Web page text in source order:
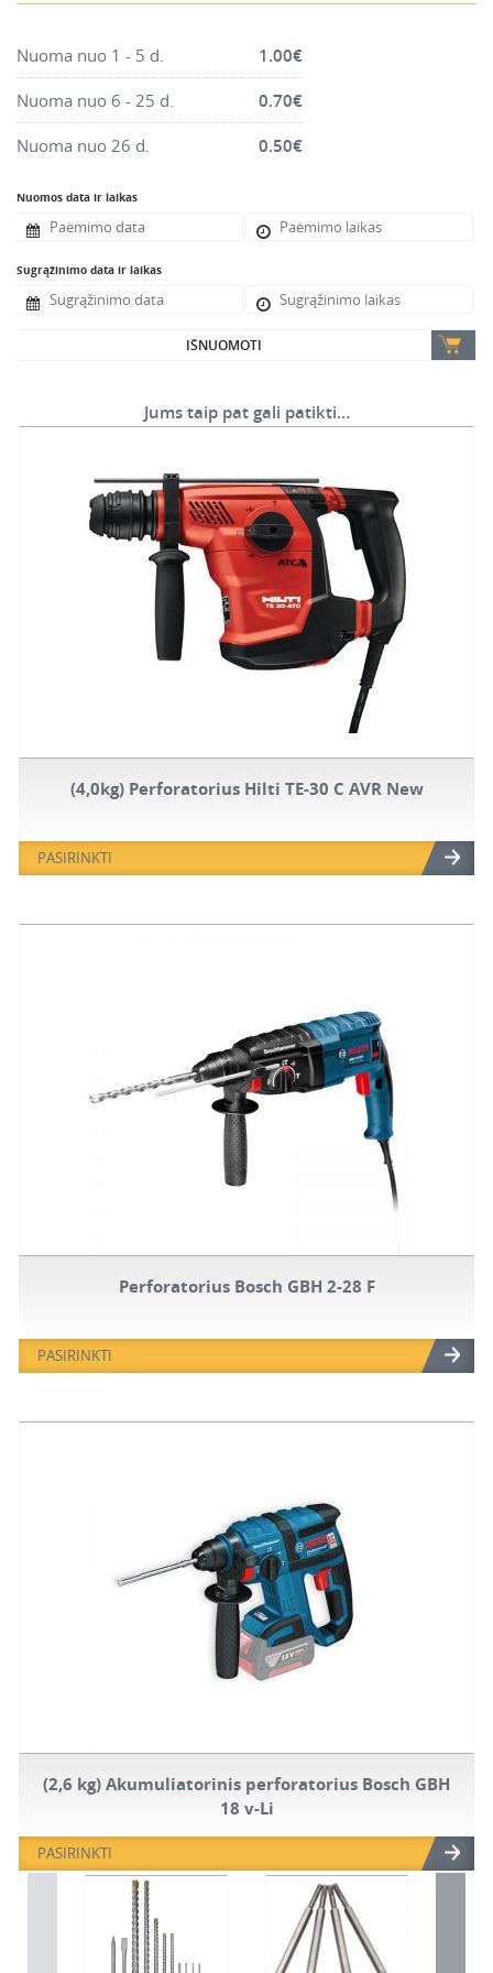
Pneumatika
Pastoliai, bokšteliai, stelažai, tvoros, statramščiai,
perdangos
Plytelių, blokelių, polistirolo pjovimo įrankiai
Santechnikos įrankiai
Šildytuvai, kaloriferiai, kondicionieriai, jonizatoriai
Sodo ir miško įranga
Suvirinimo įranga
Vandens ir purvo siurbliai
Viniakaliai, kabiakalės, šaudykliai
Nuoma nuo 1 - 5 d. 1.00€
Nuoma nuo 6 - 25 d. 0.70€
Nuoma nuo 26 d. 0.50€
Nuomos data ir laikas
Sugrąžinimo data ir laikas
IŠNUOMOTI
Jums taip pat gali patikti…
(4,0kg) Perforatorius Hilti TE-30 C AVR New
PASIRINKTI
Perforatorius Bosch GBH 2-28 F
PASIRINKTI
(2,6 kg) Akumuliatorinis perforatorius Bosch GBH
18 v-Li
PASIRINKTI